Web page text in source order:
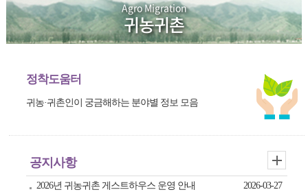
Agro Migration
귀농귀촌
정착도움터
귀농·귀촌인이 궁금해하는 분야별 정보 모음
공지사항
2026년 귀농귀촌 게스트하우스 운영 안내
2026-03-27